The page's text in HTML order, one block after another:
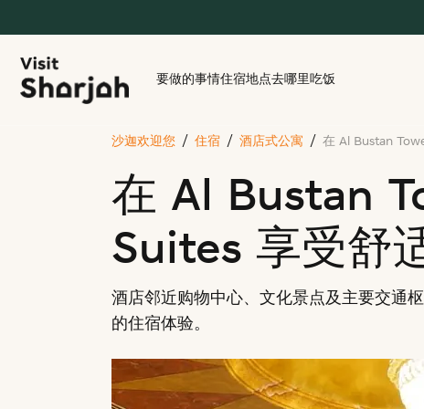
要做的事情住宿地点去哪里吃饭
沙迦欢迎您 住宿 酒店式公寓 在 Al Bustan
在 Al Bustan
Suites 享受舒
酒店邻近购物中心、文化景点及主要交通
的住宿体验。